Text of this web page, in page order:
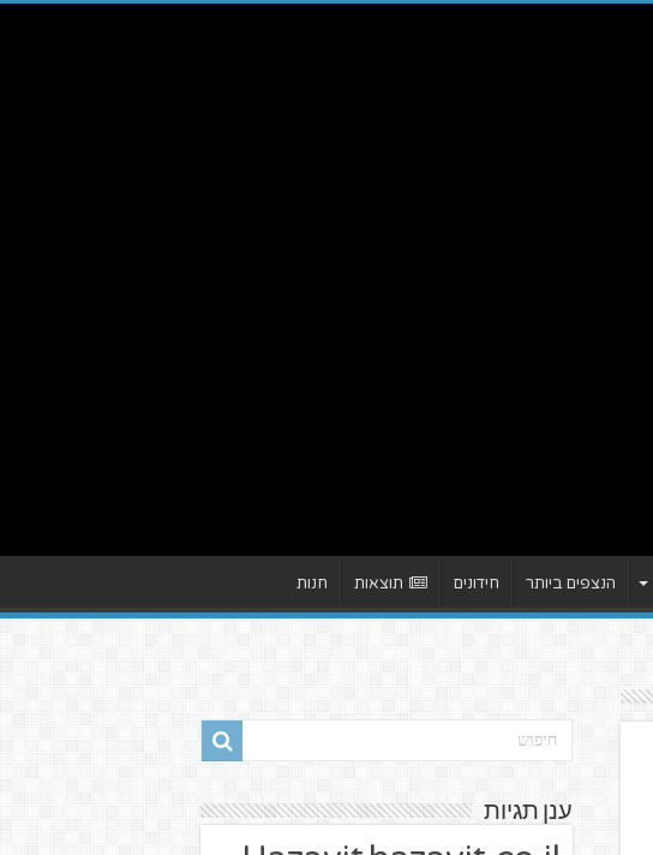
הנצפים ביותר חידונים תוצאות חנות
ענן תגיות